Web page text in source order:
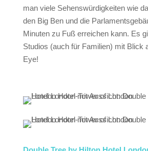
man viele Sehenswürdigkeiten wie
den Big Ben und die
Minuten zu Fuß erreichen kann. Es
Studios (auch für Familien) mit Blick
Eye!